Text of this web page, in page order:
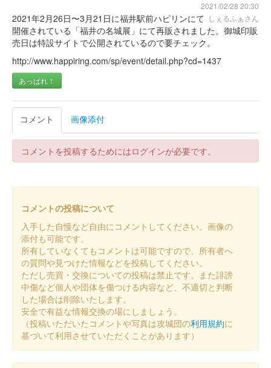
丸岡城 御城印 令和七年秋版 一筆啓上
丸岡城 御城印
販売終了
丸岡城 御城印 令和7年7月8月限定版（一筆啓上）
販売終了
丸岡城 御城印 令和7年 4・5月限定版
販売終了
丸岡城 御城印 令和7年 4・5月限定版 一筆啓上
販売終了
2021/02/28 20:30
しぇるふぁさん
2021年2月26日〜3月21日に福井駅前ハピリンにて
開催されている「福井の名城展」にて再販されました。御城印販
売日は特設サイトで公開されているので要チェック。
http://www.happiring.com/sp/event/detail.php?cd=1437
あっぱれ！
コメント 画像添付
コメントを投稿するためにはログインが必要です。
コメントの投稿について
入手した自慢など自由にコメントしてください。画像の
添付も可能です。
所有していなくてもコメントは可能ですので、所有者へ
の質問や見つけた情報などを投稿してください。
ただし売買・交換についての投稿は禁止です。また誹謗
中傷など個人や団体を傷つける内容など、不適切と判断
した場合は削除いたします。
安全で有益な情報交換の場にしましょう。
（投稿いただいたコメントや写真は攻城団の利用規約に
基づいて利用させていただくことがあります）